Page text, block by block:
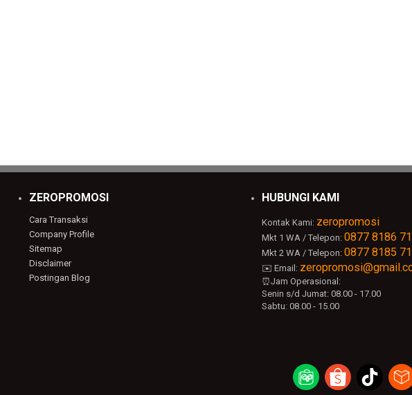
ZEROPROMOSI
Cara Transaksi
Company Profile
Sitemap
Disclaimer
Postingan Blog
HUBUNGI KAMI
Kontak Kami: zeropromosi
Mkt 1 WA / Telepon: 0877 8186
Mkt 2 WA / Telepon: 0877 8185
✉️ Email:
⏰Jam Operasional:
Senin s/d Jumat: 08.00 - 17.00
Sabtu: 08.00 - 15.00